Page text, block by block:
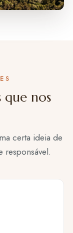
que nos
certa ideia de
responsável.